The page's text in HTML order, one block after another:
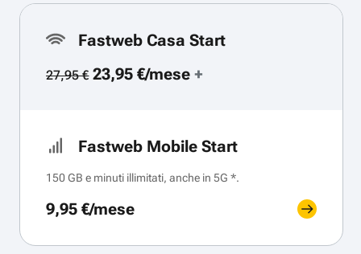
Fastweb Casa Start
27,95 €23,95 €/mese+
Fastweb Mobile Start
150 GB e minuti illimitati, anche in 5G *.
9,95 €/mese